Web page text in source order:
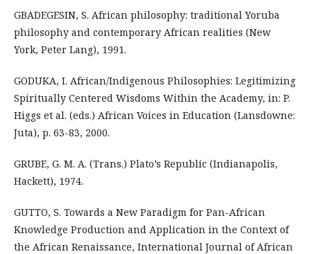
GBADEGESIN, S. African philosophy: traditional Yoruba
philosophy and contemporary African realities (New
York, Peter Lang), 1991.
GODUKA, I. African/Indigenous Philosophies: Legitimizing
Spiritually Centered Wisdoms Within the Academy, in: P.
Higgs et al. (eds.) African Voices in Education (Lansdowne:
Juta), p. 63-83, 2000.
GRUBE, G. M. A. (Trans.) Plato’s Republic (Indianapolis,
Hackett), 1974.
GUTTO, S. Towards a New Paradigm for Pan-African
Knowledge Production and Application in the Context of
the African Renaissance, International Journal of African